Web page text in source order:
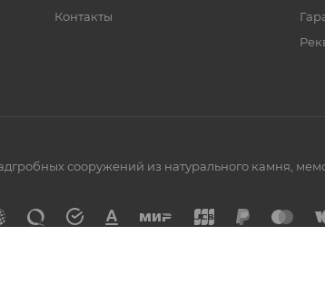
Контакты
сооружений из натурального камня,